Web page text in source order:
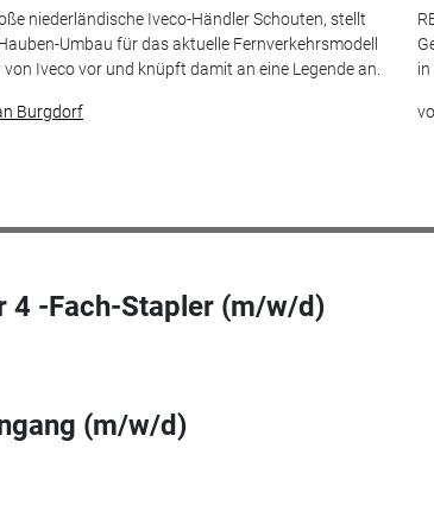
niederländische Iveco-Händler Schouten, stellt
Umbau für das aktuelle Fernverkehrsmodell
von Iveco vor und knüpft damit an eine Legende an.
Burgdorf
in
4 -Fach-Stapler (m/w/d)
(m/w/d)